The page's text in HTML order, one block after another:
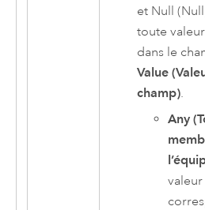
et Null
toute
dans le
Value
champ).
Any